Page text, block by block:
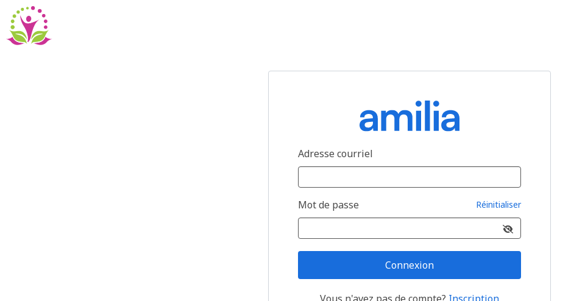
Adresse courriel
Mot de passe Réinitialiser
Connexion